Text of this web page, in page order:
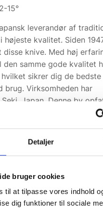
Detaljer
bruger cookies
til at tilpasse vores indhold
dig funktioner til sociale
15°
leverandør af
højeste kvalitet. Siden
disse knive. Med høj
den samme gode kvalitet
hvilket sikrer dig de bedste
brug. Virksomheden har
Japan. Denne by
for de traditionelle
af deres knive,
mere end 32 lande i hele
& god kvalitet